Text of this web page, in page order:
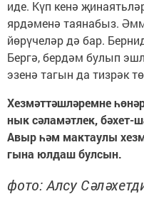
иде. Күп кенә
ярдәменә таянабыз.
йөрүчеләр дә бар.
Бергә, бердәм булып
эзенә тагын да тизрәк
Хезмәттәшләремне
нык сәламәтлек, бәхет-
Авыр һәм мактаулы
гына юлдаш булсын.
фото: Алсу